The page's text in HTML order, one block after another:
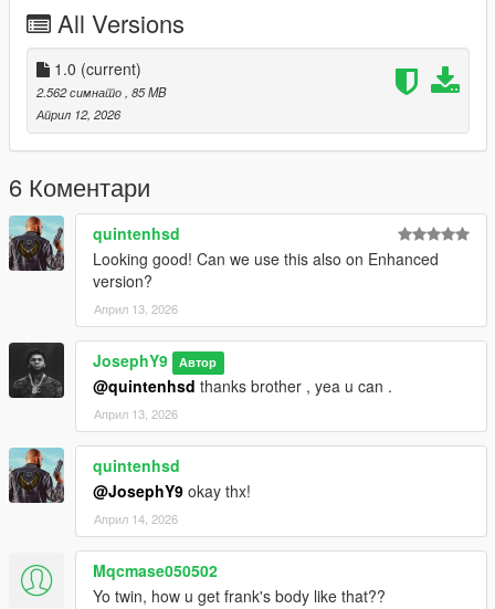
Instagram : @lk1ili
Discord : goat5697
Take a look in my patreon only for franklin
patreon.comY9XQ
==========================
All Versions
1.0 (current)
2.562 симнато, 85 MB
Април 12, 2026
6 Коментари
quintenhsd
Looking good! Can we use this also on Enhanced
version?
Април 13, 2026
JosephY9 Автор
@quintenhsd thanks brother , yea u can .
Април 13, 2026
quintenhsd
@JosephY9 okay thx!
Април 14, 2026
Mqcmase050502
Yo twin, how u get frank's body like that??